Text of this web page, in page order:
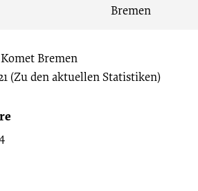
Bremen
(Zu den aktuellen Statistiken)